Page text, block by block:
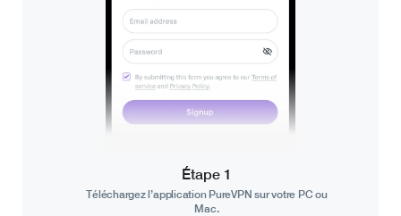
Étape 1
Téléchargez l’application PureVPN sur votre PC ou
Mac.